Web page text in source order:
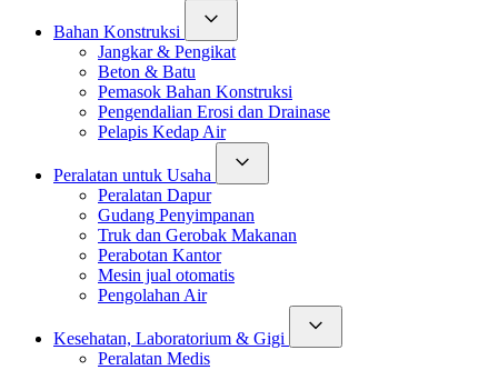
Bahan Konstruksi
Jangkar & Pengikat
Beton & Batu
Pemasok Bahan Konstruksi
Pengendalian Erosi dan Drainase
Pelapis Kedap Air
Peralatan untuk Usaha
Peralatan Dapur
Gudang Penyimpanan
Truk dan Gerobak Makanan
Perabotan Kantor
Mesin jual otomatis
Pengolahan Air
Kesehatan, Laboratorium & Gigi
Peralatan Medis